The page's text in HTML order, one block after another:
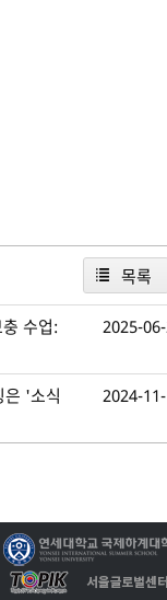
목록
수업:
2025-
'소식
2024-